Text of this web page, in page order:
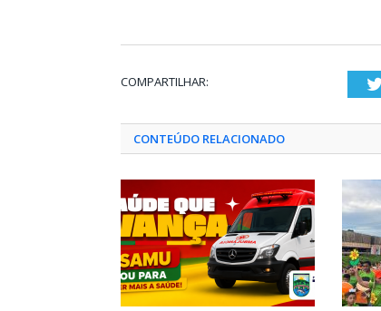
COMPARTILHAR:
CONTEÚDO RELACIONADO